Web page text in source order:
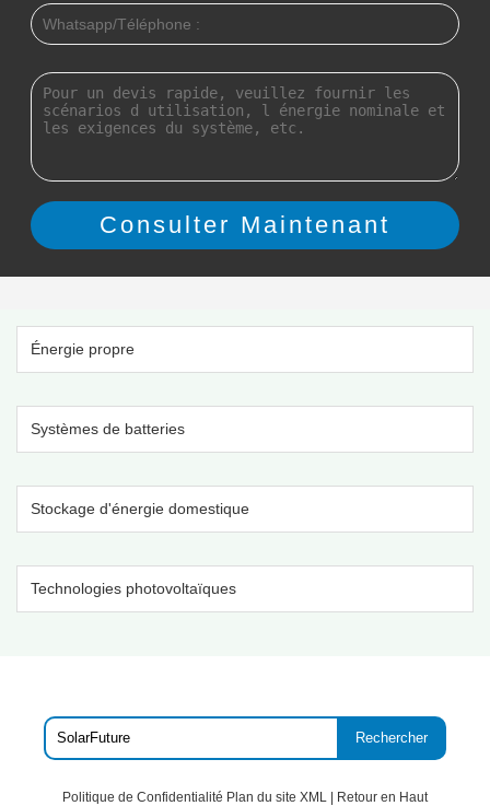
Énergie propre
Systèmes de batteries
Stockage d'énergie domestique
Technologies photovoltaïques
Rechercher
Politique de Confidentialité Plan du site XML | Retour en Haut